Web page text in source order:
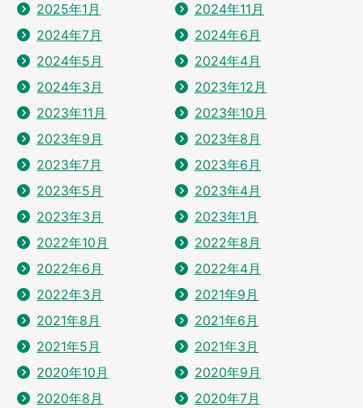
2025年1月
2024年11月
2024年7月
2024年6月
2024年5月
2024年4月
2024年3月
2023年12月
2023年11月
2023年10月
2023年9月
2023年8月
2023年7月
2023年6月
2023年5月
2023年4月
2023年3月
2023年1月
2022年10月
2022年8月
2022年6月
2022年4月
2022年3月
2021年9月
2021年8月
2021年6月
2021年5月
2021年3月
2020年10月
2020年9月
2020年8月
2020年7月